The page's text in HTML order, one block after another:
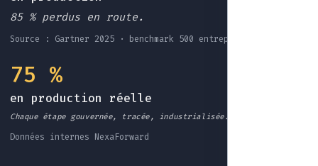
85 % perdus en route.
Source : Gartner 2025 · benchmark 500 entreprises EU
75 %
en production réelle
Chaque étape gouvernée, tracée, industrialisée.
Données internes NexaForward